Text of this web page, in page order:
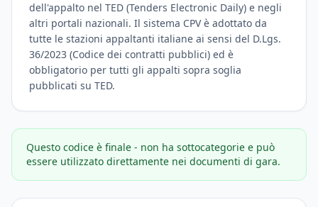
dell'appalto nel TED (Tenders Electronic Daily) e negli
altri portali nazionali. Il sistema CPV è adottato da
tutte le stazioni appaltanti italiane ai sensi del D.Lgs.
36/2023 (Codice dei contratti pubblici) ed è
obbligatorio per tutti gli appalti sopra soglia
pubblicati su TED.
Questo codice è finale - non ha sottocategorie e può
essere utilizzato direttamente nei documenti di gara.